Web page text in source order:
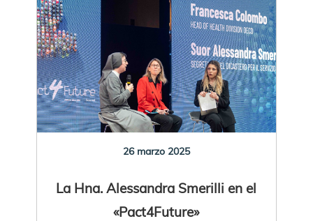
26 marzo 2025
La Hna. Alessandra Smerilli en el
«Pact4Future»